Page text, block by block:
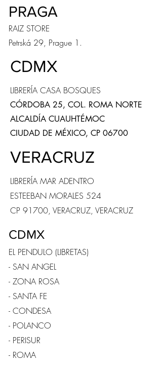
PRAGA
RAIZ STORE
Petrská 29, Prague 1.
CDMX
LIBRERÍA CASA BOSQUES
CÓRDOBA 25, COL. ROMA NORTE
ALCALDÍA CUAUHTÉMOC
CIUDAD DE MÉXICO, CP 06700
VERACRUZ
LIBRERÍA MAR ADENTRO
ESTEEBAN MORALES 524
CP 91700, VERACRUZ, VERACRUZ
CDMX
EL PENDULO (LIBRETAS)
- SAN ANGEL
- ZONA ROSA
- SANTA FE
- CONDESA
- POLANCO
- PERISUR
- ROMA